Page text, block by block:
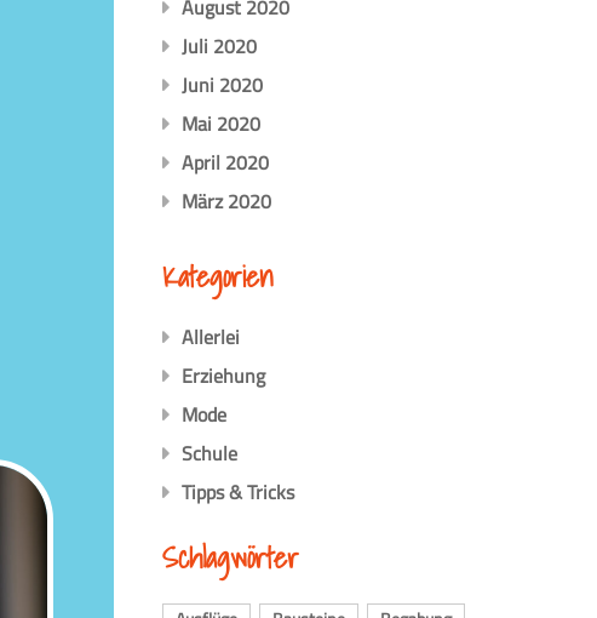
August 2020
Juli 2020
Juni 2020
Mai 2020
April 2020
März 2020
Kategorien
Allerlei
Erziehung
Mode
Schule
Tipps & Tricks
Schlagwörter